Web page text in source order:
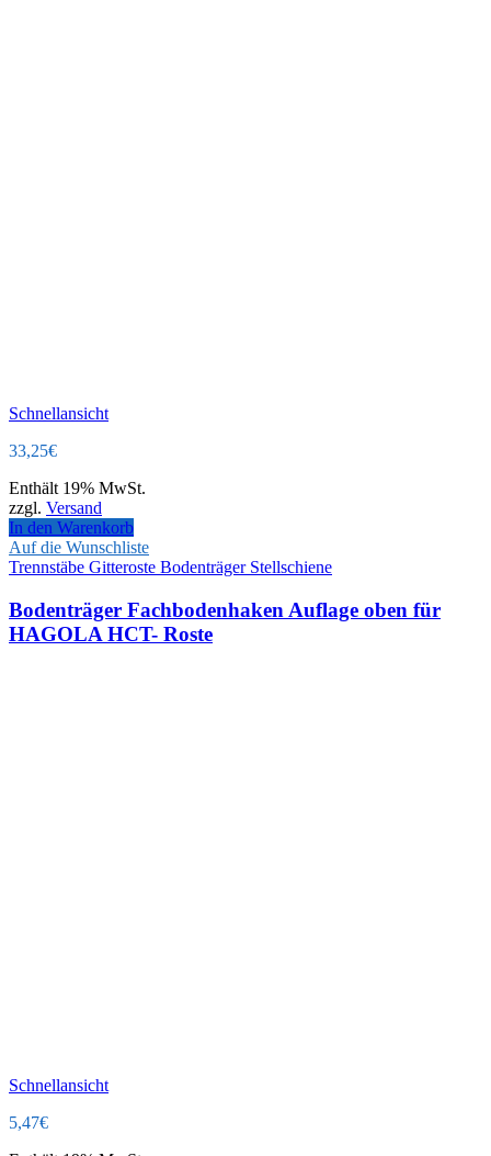
Schnellansicht
33,25€
Enthält 19% MwSt.
zzgl. Versand
In den Warenkorb
Auf die Wunschliste
Trennstäbe Gitteroste Bodenträger Stellschiene
Bodenträger Fachbodenhaken Auflage oben für
HAGOLA HCT- Roste
Schnellansicht
5,47€